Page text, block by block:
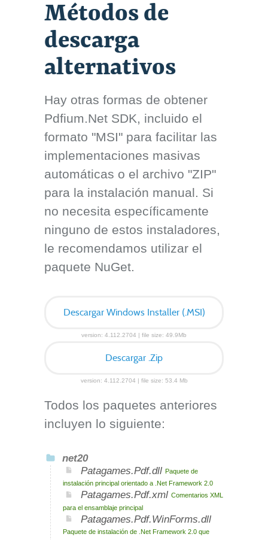
Métodos de
descarga
alternativos
Hay otras formas de obtener
Pdfium.Net SDK, incluido el
formato "MSI" para facilitar las
implementaciones masivas
automáticas o el archivo "ZIP"
para la instalación manual. Si
no necesita específicamente
ninguno de estos instaladores,
le recomendamos utilizar el
paquete NuGet.
Descargar Windows Installer (.MSI)
version: 4.112.2704 | file size: 49.9Mb
Descargar .Zip
version: 4.112.2704 | file size: 53.4 Mb
Todos los paquetes anteriores
incluyen lo siguiente:
net20
Patagames.Pdf.dll Paquete de
instalación principal orientado a .Net Framework 2.0
Patagames.Pdf.xml Comentarios XML
para el ensamblaje principal
Patagames.Pdf.WinForms.dll
Paquete de instalación de .Net Framework 2.0 que